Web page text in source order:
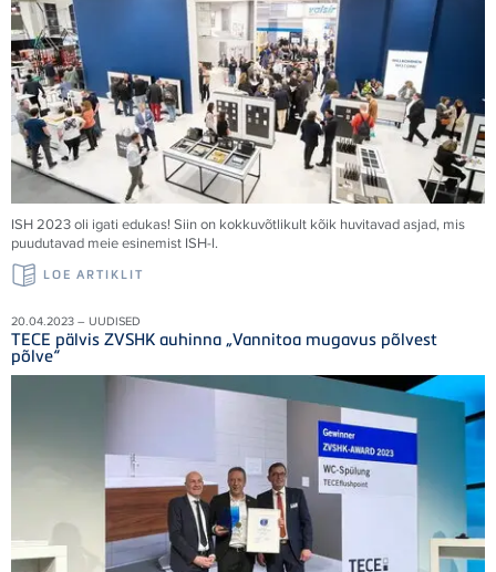
ISH 2023 oli igati edukas! Siin on kokkuvõtlikult kõik huvitavad asjad, mis
puudutavad meie esinemist ISH-l.
LOE ARTIKLIT
20.04.2023 – UUDISED
TECE pälvis ZVSHK auhinna „Vannitoa mugavus põlvest
põlve“